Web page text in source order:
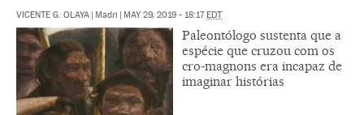
VICENTE G. OLAYA | Madri | MAY 29, 2019 - 18:17EDT
Paleontólogo sustenta que a
espécie que cruzou com os
cro-magnons era incapaz de
imaginar histórias